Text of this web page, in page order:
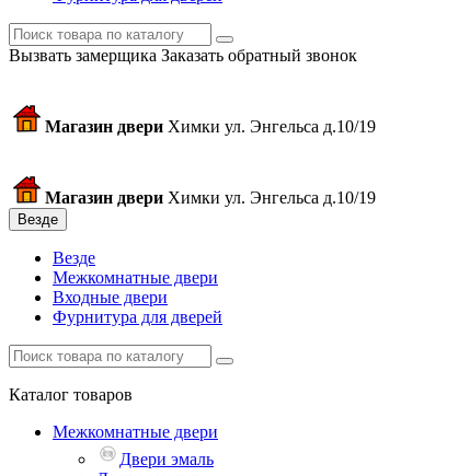
Вызвать замерщика Заказать обратный звонок
Магазин двери Химки ул. Энгельса д.10/19
Магазин двери Химки ул. Энгельса д.10/19
Везде
Везде
Межкомнатные двери
Входные двери
Фурнитура для дверей
Каталог товаров
Межкомнатные двери
Двери эмаль